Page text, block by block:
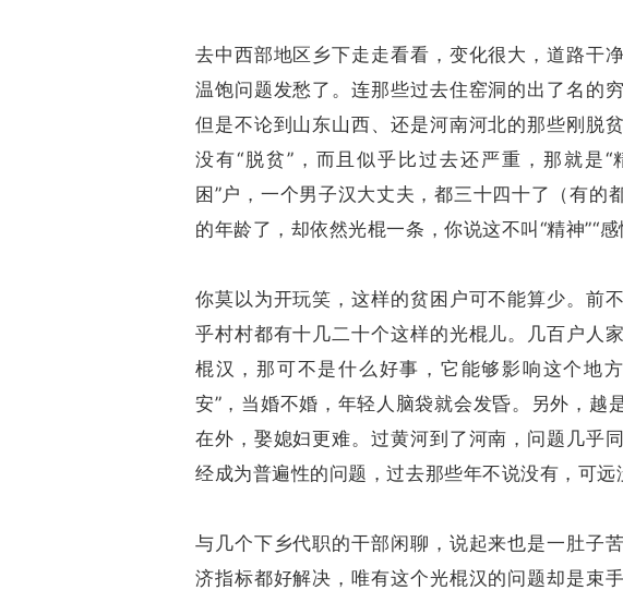
去中西部地区乡下走走看看，变化很大，道路干
温饱问题发愁了。连那些过去住窑洞的出了名的
但是不论到山东山西、还是河南河北的那些刚脱
没有“脱贫”，而且似乎比过去还严重，那就是“
困”户，一个男子汉大丈夫，都三十四十了（有的
的年龄了，却依然光棍一条，你说这不叫“精神”“感
你莫以为开玩笑，这样的贫困户可不能算少。前
乎村村都有十几二十个这样的光棍儿。几百户人
棍汉，那可不是什么好事，它能够影响这个地
安”，当婚不婚，年轻人脑袋就会发昏。另外，越
在外，娶媳妇更难。过黄河到了河南，问题几乎
经成为普遍性的问题，过去那些年不说没有，可远
与几个下乡代职的干部闲聊，说起来也是一肚子
济指标都好解决，唯有这个光棍汉的问题却是束